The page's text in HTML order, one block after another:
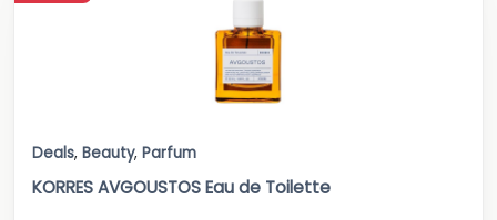
Deals, Beauty, Parfum
KORRES AVGOUSTOS Eau de Toilette